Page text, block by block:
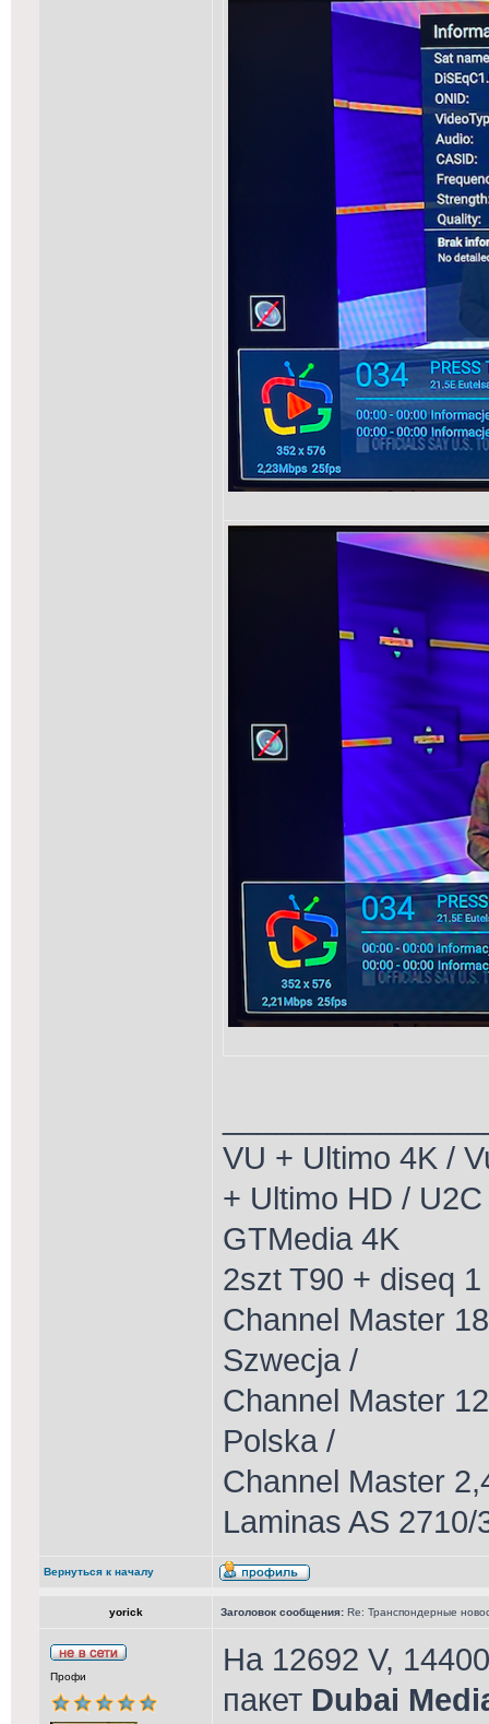
VU + Ultimo 4K /
+ Ultimo HD /
GTMedia 4K
2szt T90 + diseq 1
Channel Master
Szwecja /
Channel Master
Polska /
Channel Master
Laminas AS
Вернуться к началу
yorick Заголовок сообщения: Re: Транспондерные
Профи
На 12692 V,
пакет Dubai